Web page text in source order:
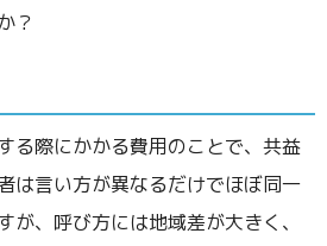
？
る際にかかる費用のことで、共益
は言い方が異なるだけでほぼ同一
が、呼び方には地域差が大きく、